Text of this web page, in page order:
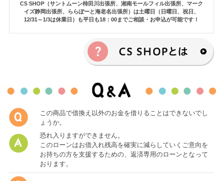
CS SHOP（サントムーン柿田川出張所、湘南モールフィル出張所、マーク
イズ静岡出張所、ららぽーと海老名出張所）は土曜日（日曜日、祝日、
12/31～1/3は休業日）も平日も18：00までご相談・お申込が可能です！
この商品で借換え以外のお金を借りることはできないでし
ょうか。
恐れ入りますができません。
このローンはお借入れ残高を確実に減らしていくご意向を
お持ちの方を支援するための、返済専用のローンとなって
おります。